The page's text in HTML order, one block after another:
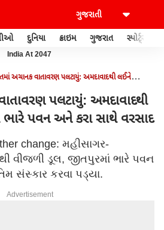
દુનિયા ક્રાઇમ ગુજરાત સ્પોર્ટ્સ
India At 2047
અચાનક વાતાવરણ પલટાયું: અમદાવાદથી લઈને
પલટાયું: અમદાવાદથી
પવન અને કરા સાથે વરસાદ
change: મહીસાગર-
વીજળી ડૂલ, જીતપુરમાં ભારે પવન
સંસ્કાર કરવા પડ્યા.
Advertisement